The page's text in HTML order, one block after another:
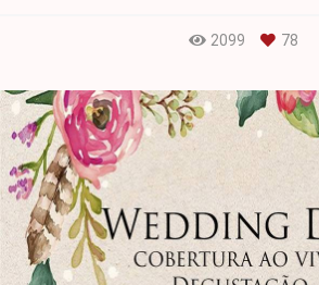
2099 78